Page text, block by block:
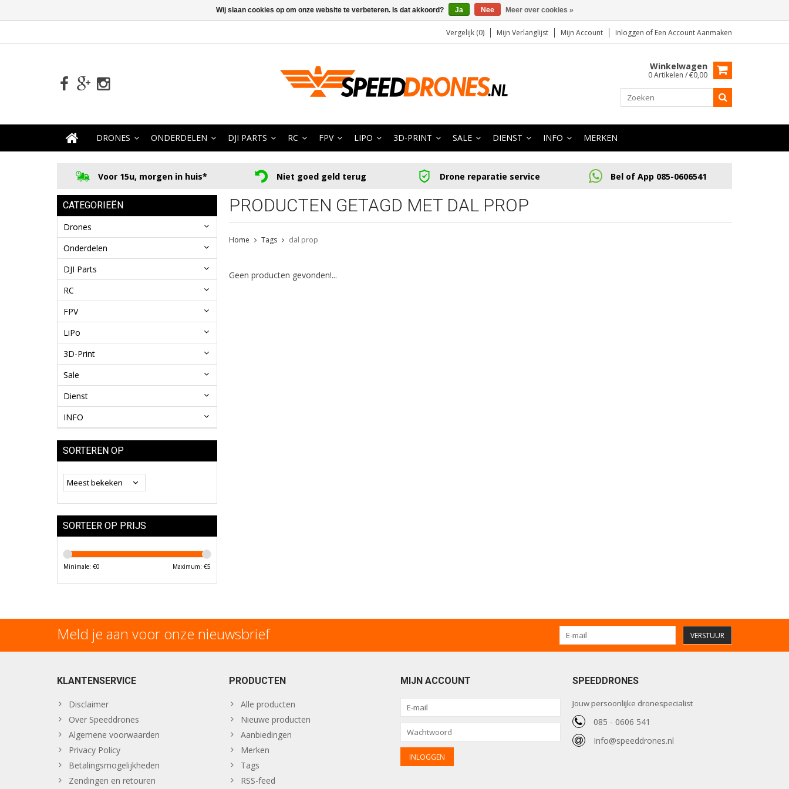
Vergelijk (0) Mijn Verlanglijst Mijn Account Inloggen of Een Account Aanmaken
Winkelwagen
0 Artikelen / €0,00
DRONES ONDERDELEN DJI PARTS RC FPV LIPO 3D-PRINT SALE DIENST INFO MERKEN
Voor 15u, morgen in huis* Niet goed geld terug Drone reparatie service Bel of App 085-0606541
CATEGORIEËN
Drones
Onderdelen
DJI Parts
RC
FPV
LiPo
3D-Print
Sale
Dienst
INFO
SORTEREN OP
SORTEER OP PRIJS
Minimale: €0 Maximum: €5
PRODUCTEN GETAGD MET DAL PROP
Home Tags dal prop
Geen producten gevonden!...
Meld je aan voor onze nieuwsbrief VERSTUUR
KLANTENSERVICE
Disclaimer
Over Speeddrones
Algemene voorwaarden
Privacy Policy
Betalingsmogelijkheden
Zendingen en retouren
PRODUCTEN
Alle producten
Nieuwe producten
Aanbiedingen
Merken
Tags
RSS-feed
MIJN ACCOUNT SPEEDDRONES
Jouw persoonlijke dronespecialist
085 - 0606 541
Info@speeddrones.nl
Wij slaan cookies op om onze website te verbeteren. Is dat akkoord? Ja Nee Meer over cookies »